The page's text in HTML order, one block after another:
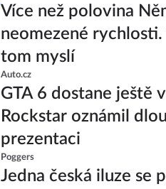
Více než polovina
neomezené
tom myslí
Auto.cz
GTA 6 dostane ještě
Rockstar oznámil
prezentaci
Poggers
Jedna česká iluze se